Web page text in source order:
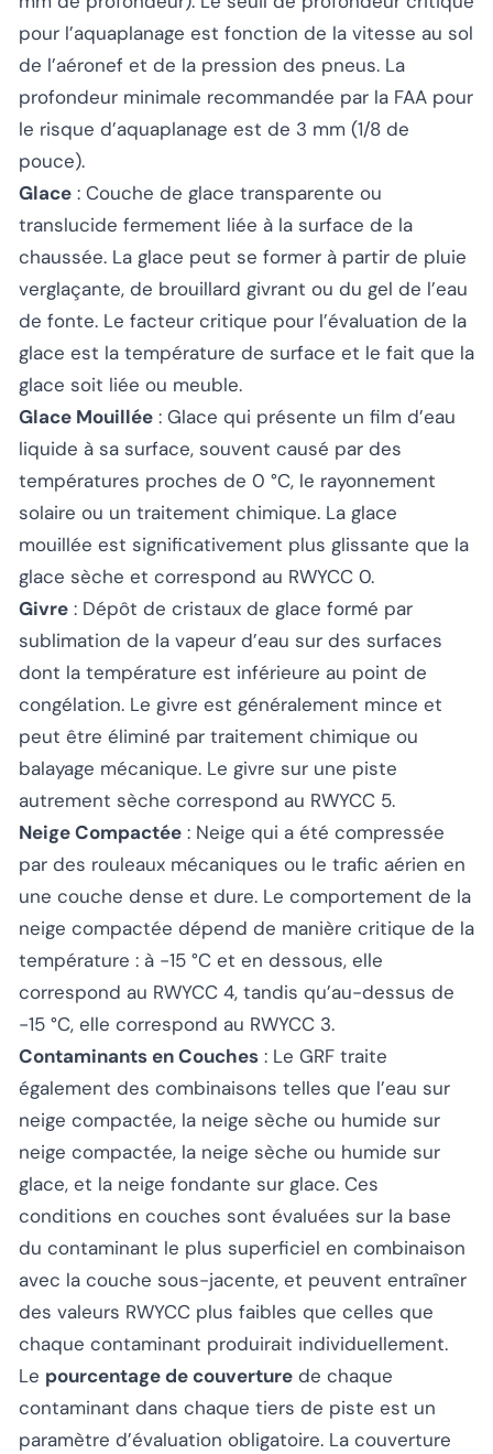
pour l’aquaplanage est fonction de la vitesse au sol
de l’aéronef et de la pression des pneus. La
profondeur minimale recommandée par la FAA pour
le risque d’aquaplanage est de 3 mm (1/8 de
pouce).
Glace : Couche de glace transparente ou
translucide fermement liée à la surface de la
chaussée. La glace peut se former à partir de pluie
verglaçante, de brouillard givrant ou du gel de l’eau
de fonte. Le facteur critique pour l’évaluation de la
glace est la température de surface et le fait que la
glace soit liée ou meuble.
Glace Mouillée : Glace qui présente un film d’eau
liquide à sa surface, souvent causé par des
températures proches de 0 °C, le rayonnement
solaire ou un traitement chimique. La glace
mouillée est significativement plus glissante que la
glace sèche et correspond au RWYCC 0.
Givre : Dépôt de cristaux de glace formé par
sublimation de la vapeur d’eau sur des surfaces
dont la température est inférieure au point de
congélation. Le givre est généralement mince et
peut être éliminé par traitement chimique ou
balayage mécanique. Le givre sur une piste
autrement sèche correspond au RWYCC 5.
Neige Compactée : Neige qui a été compressée
par des rouleaux mécaniques ou le trafic aérien en
une couche dense et dure. Le comportement de la
neige compactée dépend de manière critique de la
température : à -15 °C et en dessous, elle
correspond au RWYCC 4, tandis qu’au-dessus de
-15 °C, elle correspond au RWYCC 3.
Contaminants en Couches : Le GRF traite
également des combinaisons telles que l’eau sur
neige compactée, la neige sèche ou humide sur
neige compactée, la neige sèche ou humide sur
glace, et la neige fondante sur glace. Ces
conditions en couches sont évaluées sur la base
du contaminant le plus superficiel en combinaison
avec la couche sous-jacente, et peuvent entraîner
des valeurs RWYCC plus faibles que celles que
chaque contaminant produirait individuellement.
Le pourcentage de couverture de chaque
contaminant dans chaque tiers de piste est un
paramètre d’évaluation obligatoire. La couverture